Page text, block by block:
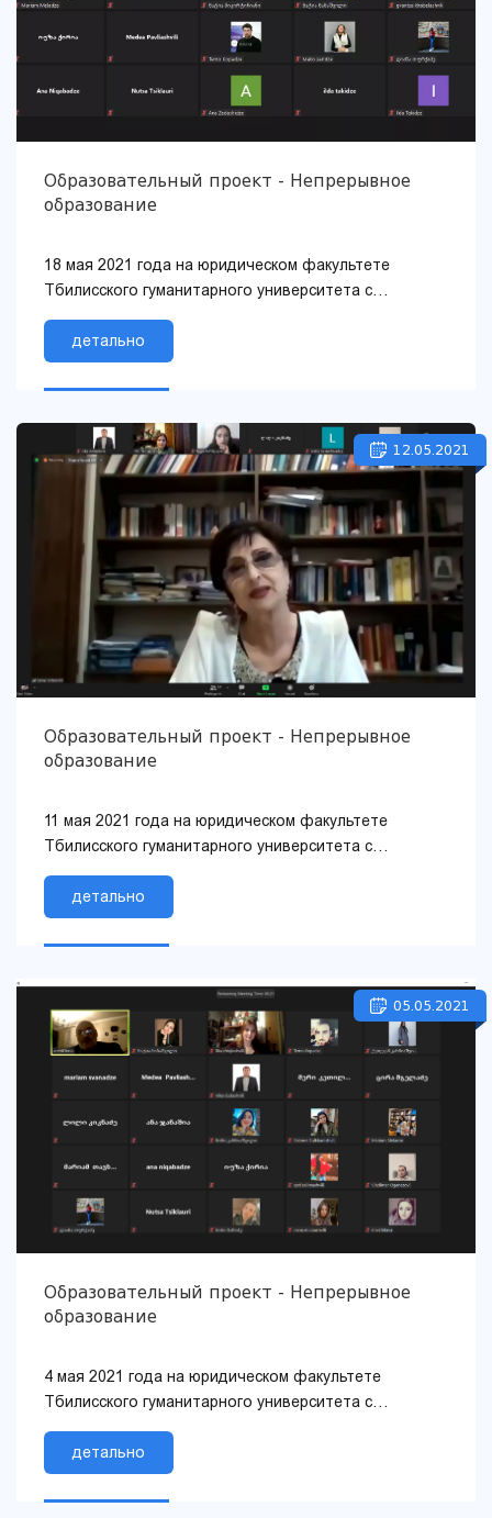
Образовательный проект - Непрерывное
образование
18 мая 2021 года на юридическом факультете
Тбилисского гуманитарного университета с
использованием онлайн-платформы с
использованием ZOOM...
детально
12.05.2021
Образовательный проект - Непрерывное
образование
11 мая 2021 года на юридическом факультете
Тбилисского гуманитарного университета с
использованием онлайн-платформы ZOOM была
прочитана публичная лекция на тему «...
детально
05.05.2021
Образовательный проект - Непрерывное
образование
4 мая 2021 года на юридическом факультете
Тбилисского гуманитарного университета с
использованием онлайн-платформы ZOOM прошла
публичная л...
детально